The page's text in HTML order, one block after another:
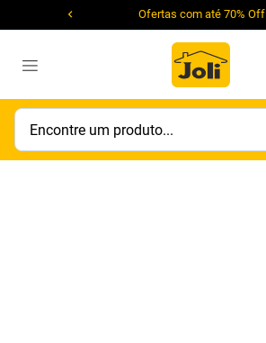
Ofertas com até 70% Off
Encontre um produto...